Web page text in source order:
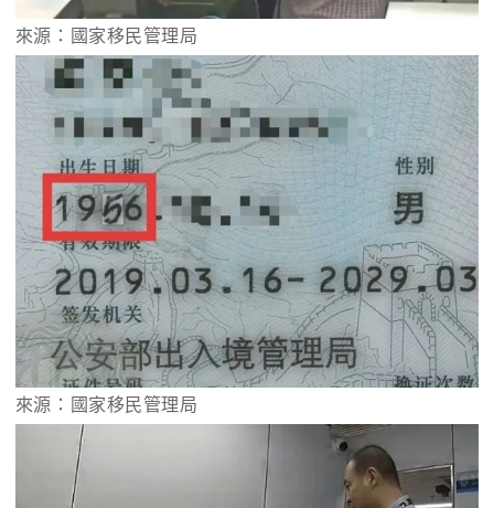
來源：國家移民管理局
來源：國家移民管理局